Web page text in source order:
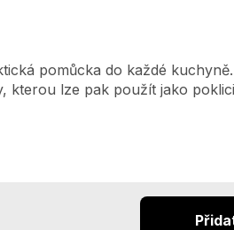
pomůcka do každé
kterou lze pak použít jako